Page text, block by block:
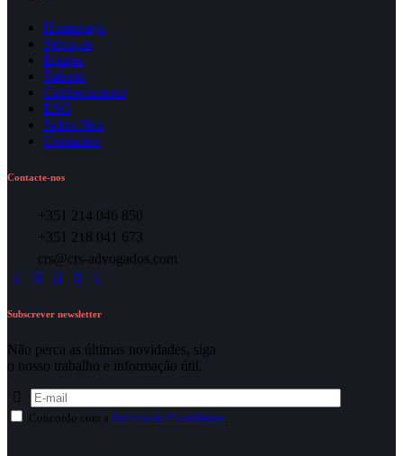
Homepage
Serviços
Equipa
Talento
Conhecimento
ESG
Sobre Nós
Contactos
Contacte-nos
+351 214 046 850
+351 218 041 673
crs@crs-advogados.com
Subscrever newsletter
Não perca as últimas novidades, siga
o nosso trabalho e informação útil.
Concordo com a Política de Privacidade